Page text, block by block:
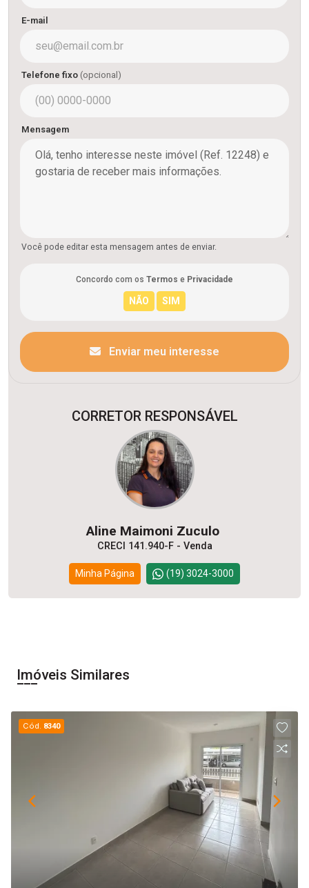
E-mail
Telefone fixo (opcional)
Mensagem
Você pode editar esta mensagem antes de enviar.
Concordo com os Termos e Privacidade
Enviar meu interesse
CORRETOR RESPONSÁVEL
Aline Maimoni Zuculo
CRECI 141.940-F - Venda
Minha Página (19) 3024-3000
Imóveis Similares
Cód. 8340